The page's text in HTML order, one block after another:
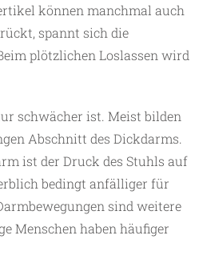
können manchmal auch
spannt sich die
plötzlichen Loslassen wird
schwächer ist. Meist bilden
Abschnitt des Dickdarms.
ist der Druck des Stuhls auf
bedingt anfälliger für
sind weitere
Menschen haben häufiger